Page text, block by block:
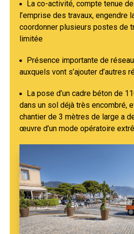
La co-activité, compte tenue
l’emprise des travaux, engendre
coordonner plusieurs postes de
limitée
Présence importante de
auxquels vont s’ajouter d’autres
La pose d’un cadre béton de
dans un sol déjà très encombré,
chantier de 3 mètres de large a
œuvre d’un mode opératoire